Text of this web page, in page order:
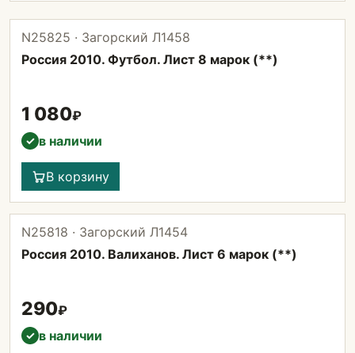
N25825 · Загорский Л1458
Россия 2010. Футбол. Лист 8 марок (**)
1 080₽
✓ в наличии
В корзину
N25818 · Загорский Л1454
Россия 2010. Валиханов. Лист 6 марок (**)
290₽
✓ в наличии